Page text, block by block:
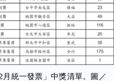
統一發票」中獎清單。圖／